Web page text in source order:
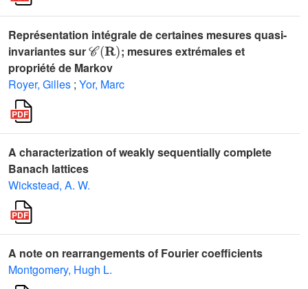
Représentation intégrale de certaines mesures quasi-
invariantes sur
𝒞(𝐑)
; mesures extrémales et
propriété de Markov
Royer, Gilles ; Yor, Marc
A characterization of weakly sequentially complete
Banach lattices
Wickstead, A. W.
A note on rearrangements of Fourier coefficients
Montgomery, Hugh L.